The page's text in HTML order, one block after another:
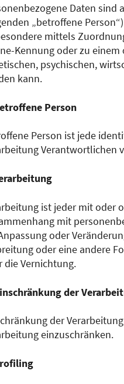
Daten
„betroffene
mittels
Kennung oder zu
psychischen,
kann.
Person
Person ist jede
Verantwortlichen
ist jeder mit oder
mit
oder
oder eine andere
die Vernichtung.
der
der
einzuschränken.